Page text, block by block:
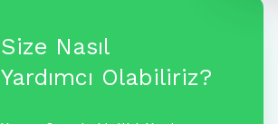
Size Nasıl
Yardımcı Olabiliriz?